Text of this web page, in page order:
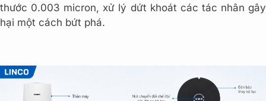
thước 0.003 micron, xử lý dứt khoát các tác nhân gây
hại một cách bứt phá.